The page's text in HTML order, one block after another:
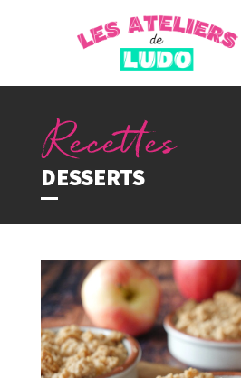
DESSERTS